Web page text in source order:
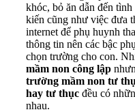
khóc, bỏ ăn dẫn đến
kiến cũng như việc đưa
internet để phụ huynh
thông tin nên các bậc
chọn trường cho con.
mầm non công lập
trường mầm non tư
hay tư thục đều có
nhau.